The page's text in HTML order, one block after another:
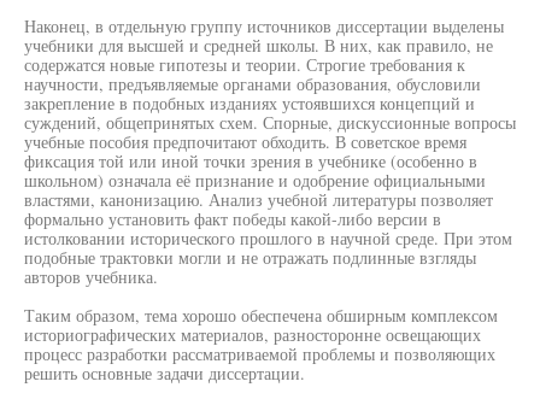
Наконец, в отдельную группу источников диссертации выделены
учебники для высшей и средней школы. В них, как правило, не
содержатся новые гипотезы и теории. Строгие требования к
научности, предъявляемые органами образования, обусловили
закрепление в подобных изданиях устоявшихся концепций и
суждений, общепринятых схем. Спорные, дискуссионные вопросы
учебные пособия предпочитают обходить. В советское время
фиксация той или иной точки зрения в учебнике (особенно в
школьном) означала её признание и одобрение официальными
властями, канонизацию. Анализ учебной литературы позволяет
формально установить факт победы какой-либо версии в
истолковании исторического прошлого в научной среде. При этом
подобные трактовки могли и не отражать подлинные взгляды
авторов учебника.
Таким образом, тема хорошо обеспечена обширным комплексом
историографических материалов, разносторонне освещающих
процесс разработки рассматриваемой проблемы и позволяющих
решить основные задачи диссертации.